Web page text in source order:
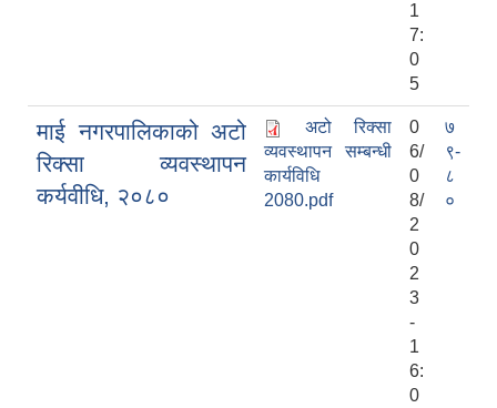
1
7:
0
5
माई नगरपालिकाको अटो
रिक्सा व्यवस्थापन
कर्यवीधि, २०८०
अटो रिक्सा
व्यवस्थापन सम्बन्धी
कार्यविधि
2080.pdf
0
6/
0
8/
2
0
2
3
-
1
6:
0
७
९-
८
०